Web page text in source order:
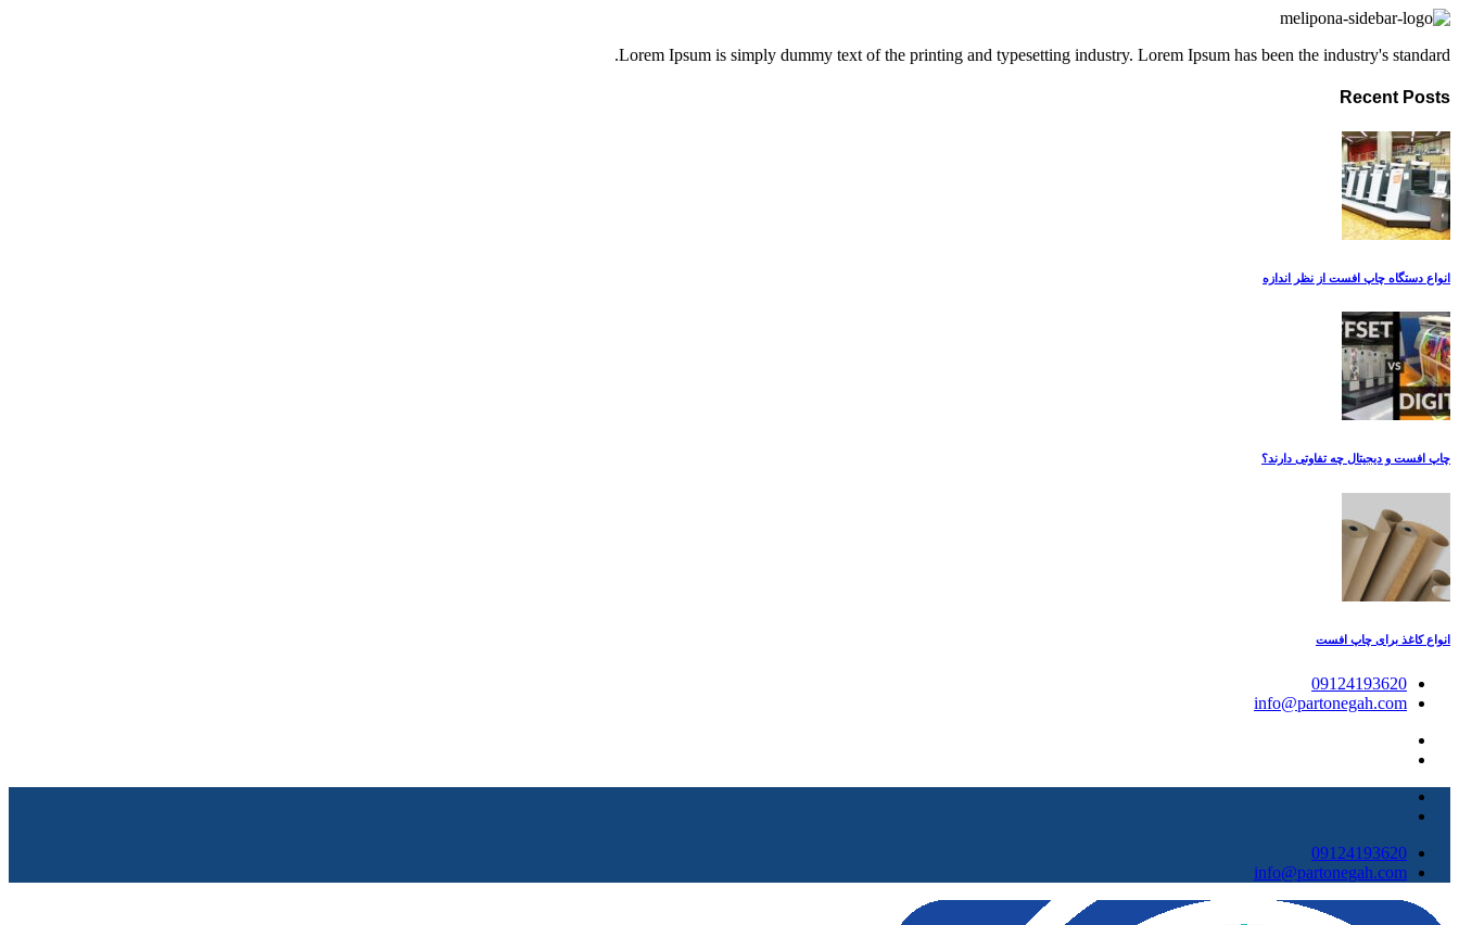
Lorem Ipsum is simply dummy text of the printing and typesetting industry. Lorem Ipsum has been the industry's standard.
Recent Posts
انواع دستگاه چاپ افست از نظر اندازه
چاپ افست و دیجیتال چه تفاوتی دارند؟
انواع کاغذ برای چاپ افست
09124193620
info@partonegah.com
09124193620
info@partonegah.com